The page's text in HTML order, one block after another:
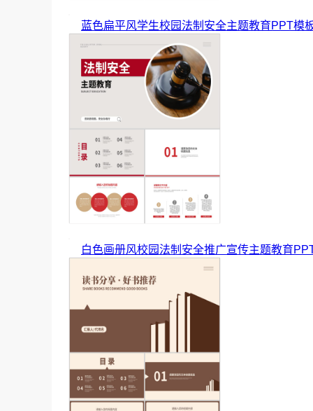
蓝色扁平风学生校园法制安全主题教育PPT模
白色画册风校园法制安全推广宣传主题教育